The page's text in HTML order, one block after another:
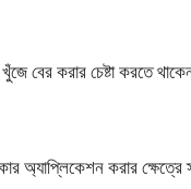
বের করার চেষ্টা করতে
করার ক্ষেত্রে